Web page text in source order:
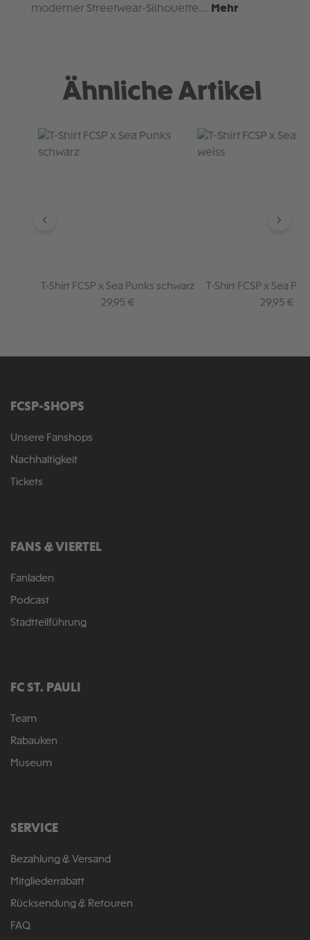
moderner Streetwear-Silhouette.… Mehr
Ähnliche Artikel
Produktgalerie überspringen
T-Shirt FCSP x Sea Punks schwarz
Regulärer Preis:
29,95 €
T-Shirt FCSP x Sea
Regulärer
29,95 €
FCSP-SHOPS
Unsere Fanshops
Nachhaltigkeit
Tickets
FANS & VIERTEL
Fanladen
Podcast
Stadtteilführung
FC ST. PAULI
Team
Rabauken
Museum
SERVICE
Bezahlung & Versand
Mitgliederrabatt
Rücksendung & Retouren
FAQ